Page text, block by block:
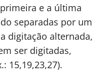
e a última
separadas por um
digitação alternada,
ser digitadas,
15,19,23,27).